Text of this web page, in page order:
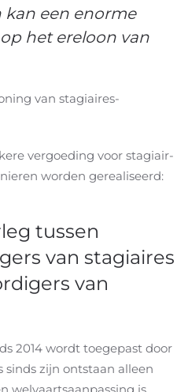
kan een enorme
het ereloon van
van stagiaires-
vergoeding voor stagiair-
worden gerealiseerd:
tussen
van stagiaires
van
2014 wordt toegepast door
zijn ontstaan alleen
welvaartsaanpassing is